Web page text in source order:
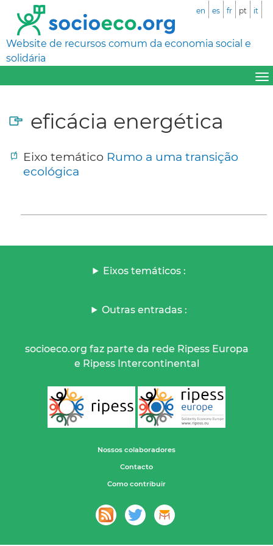
Website de recursos comum da economia social e
solidária
en es fr pt it
eficácia energética
Eixo temático Rumo a uma transição
ecológica
Eixos temáticos :
Outras entradas :
socioeco.org faz parte da rede Ripess Europa
e Ripess Intercontinental
Nossos colaboradores
Contacto
Como contribuir